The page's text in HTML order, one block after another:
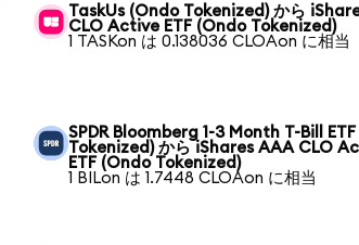
TaskUs (Ondo Tokenized) から
CLO Active ETF (Ondo Tokenized)
1 TASKon は 0.138036 CLOAon に相当
SPDR Bloomberg 1-3 Month T-Bill
Tokenized) から iShares AAA CLO
ETF (Ondo Tokenized)
1 BILon は 1.7448 CLOAon に相当